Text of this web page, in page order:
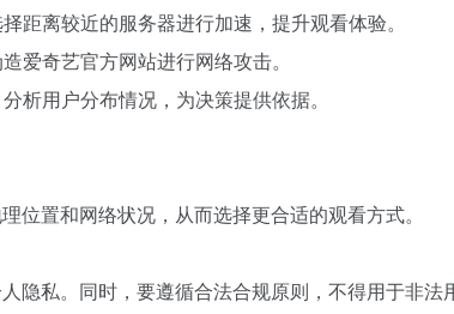
距离较近的服务器进行加速，提升观看体验。
爱奇艺官方网站进行网络攻击。
析用户分布情况，为决策提供依据。
置和网络状况，从而选择更合适的观看方式。
隐私。同时，要遵循合法合规原则，不得用于非法